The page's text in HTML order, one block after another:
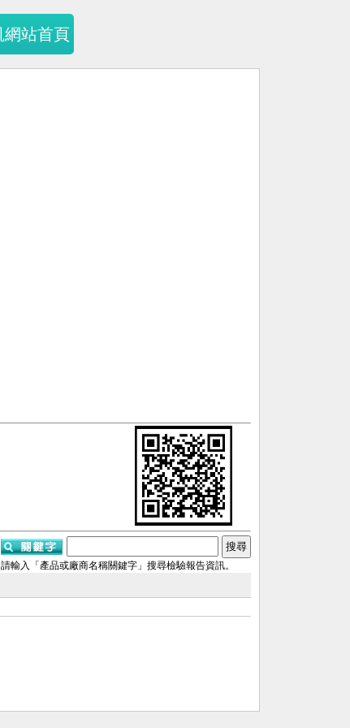
網站首頁
請輸入「產品或廠商名稱關鍵字」搜尋檢驗報告資訊。